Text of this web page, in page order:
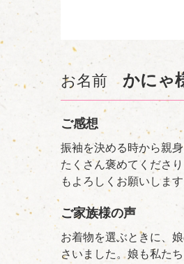
お名前 かにゃ
ご感想
振袖を決める時から親
たくさん褒めてくださ
もよろしくお願いします
ご家族様の声
お着物を選ぶときに、
さいました。娘も私た